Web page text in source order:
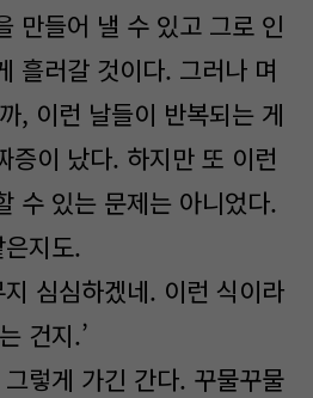
만들어 낼 수 있고 그로 인
흘러갈 것이다. 그러나 며
, 이런 날들이 반복되는 게
증이 났다. 하지만 또 이런
수 있는 문제는 아니었다.
지도.
심심하겠네. 이런 식이라
건지.’
렇게 가긴 간다. 꾸물꾸물